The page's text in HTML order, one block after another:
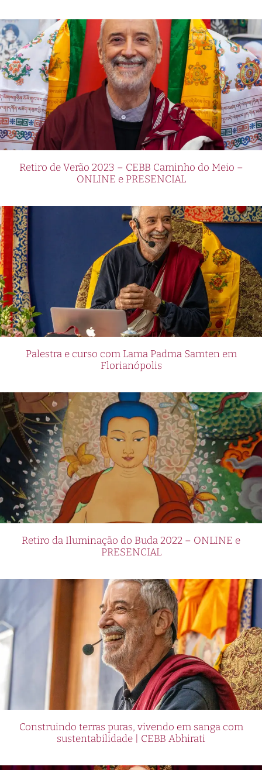
Retiro de Verão 2023 – CEBB Caminho do Meio –
ONLINE e PRESENCIAL
Palestra e curso com Lama Padma Samten em
Florianópolis
Retiro da Iluminação do Buda 2022 – ONLINE e
PRESENCIAL
Construindo terras puras, vivendo em sanga com
sustentabilidade | CEBB Abhirati